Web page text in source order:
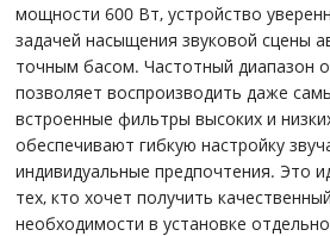
мощности 600 Вт, устройство
задачей насыщения звуковой сцены
точным басом. Частотный диапазон
позволяет воспроизводить даже
встроенные фильтры высоких и
обеспечивают гибкую настройку
индивидуальные предпочтения. Это
тех, кто хочет получить
необходимости в установке